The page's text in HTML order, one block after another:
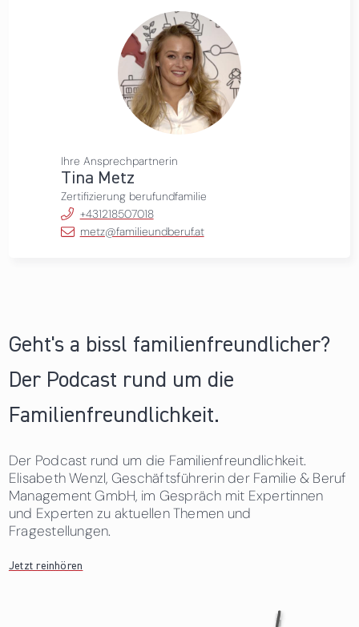
Ihre Ansprechpartnerin
Tina Metz
Zertifizierung berufundfamilie
+431218507018
metz@familieundberuf.at
Geht's a bissl familienfreundlicher?
Der Podcast rund um die
Familienfreundlichkeit.
Der Podcast rund um die Familienfreundlichkeit.
Elisabeth Wenzl, Geschäftsführerin der Familie & Beruf
Management GmbH, im Gespräch mit Expertinnen
und Experten zu aktuellen Themen und
Fragestellungen.
Jetzt reinhören